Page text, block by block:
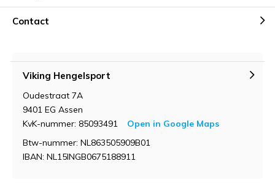
Contact
Viking Hengelsport
Oudestraat 7A
9401 EG Assen
KvK-nummer: 85093491
Open in Google Maps
Btw-nummer: NL863505909B01
IBAN: NL15INGB0675188911